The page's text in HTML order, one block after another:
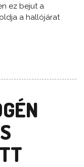
ez bejut a
a hallójárat